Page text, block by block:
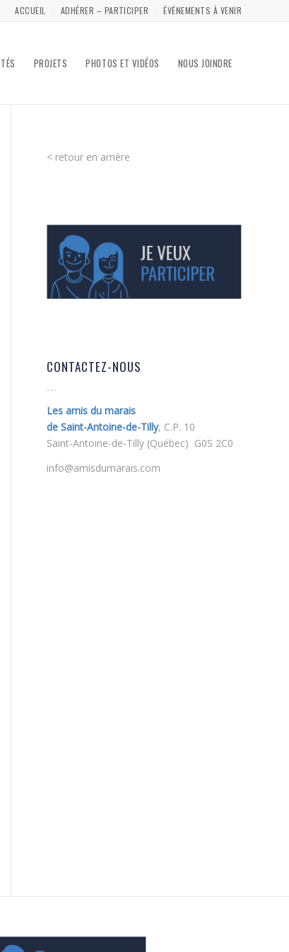
ACCUEIL ADHÉRER – PARTICIPER ÉVÉNEMENTS À VENIR
PROJETS PHOTOS ET VIDÉOS NOUS JOINDRE
< retour en arrière
CONTACTEZ-NOUS
Les amis du marais
de Saint-Antoine-de-Tilly, C.P. 10
Saint-Antoine-de-Tilly (Québec) G0S 2C0
info@amisdumarais.com